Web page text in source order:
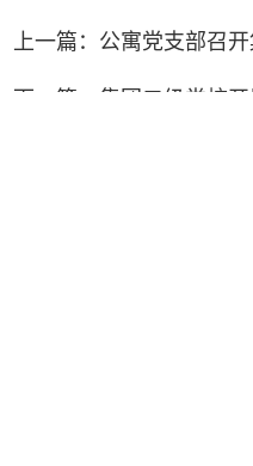
上一篇： 公寓党支部召
下一篇： 集团二级党校